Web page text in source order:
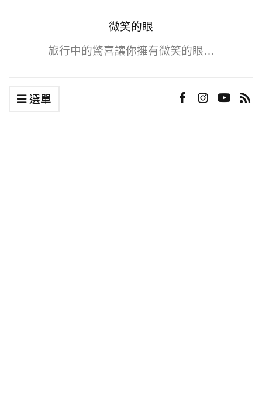
微笑的眼
旅行中的驚喜讓你擁有微笑的眼…
選單